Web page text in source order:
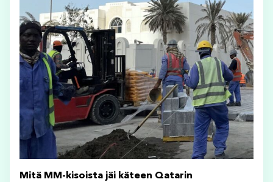
Mitä MM-kisoista jäi käteen Qatarin